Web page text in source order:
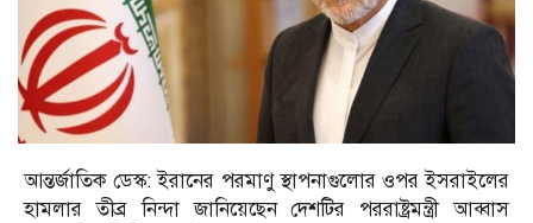
আন্তর্জাতিক ডেস্ক: ইরানের পরমাণু স্থাপনাগুলোর ওপর ইসরাইলের
হামলার তীব্র নিন্দা জানিয়েছেন দেশটির পররাষ্ট্রমন্ত্রী আব্বাস